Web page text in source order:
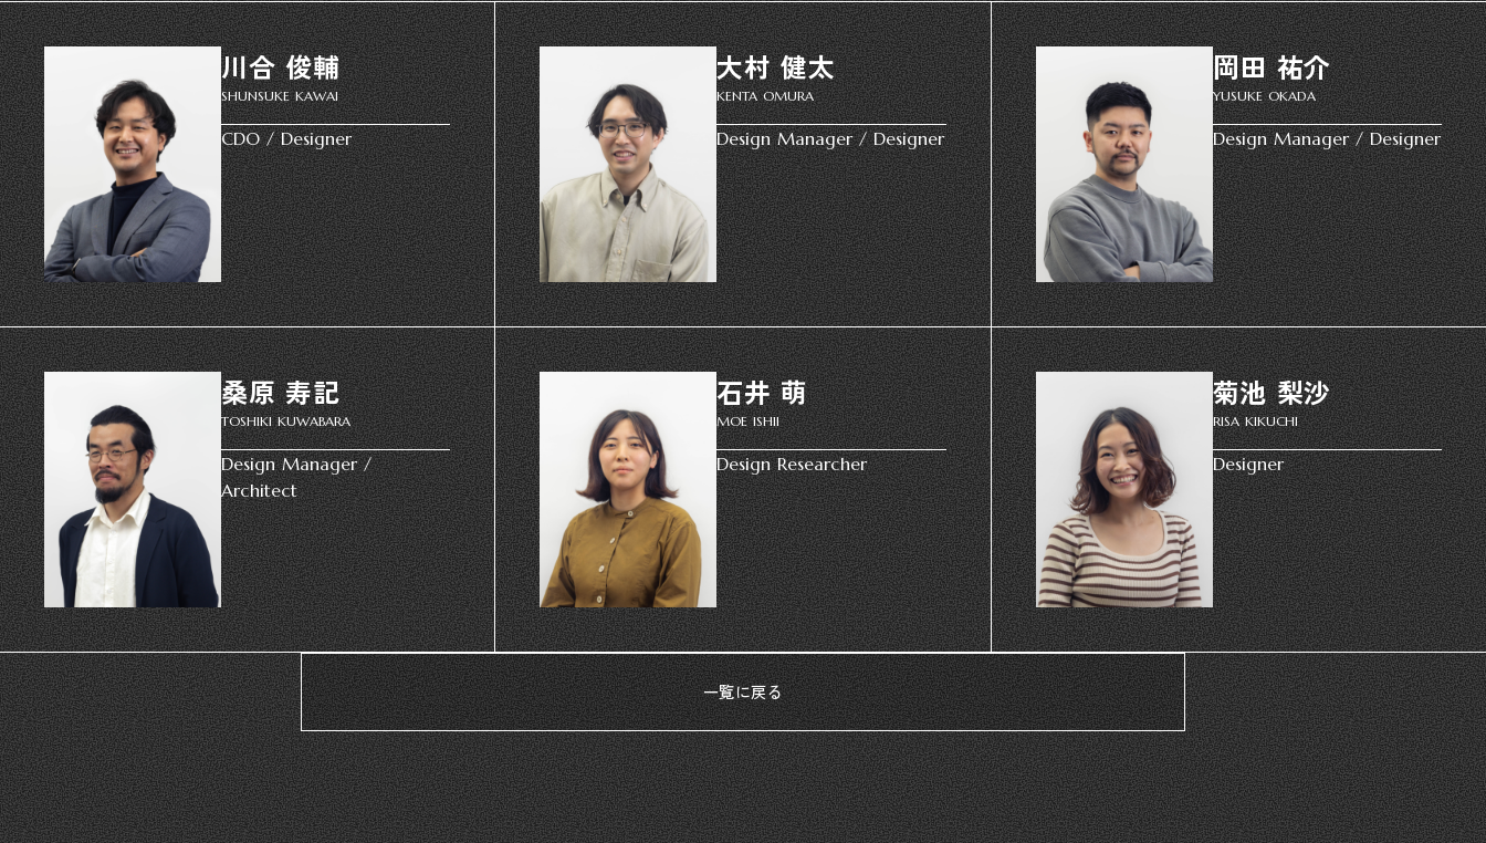
川合 俊輔
SHUNSUKE KAWAI
CDO / Designer
大村 健太
KENTA OMURA
Design Manager / Designer
岡田 祐介
YUSUKE OKADA
Design Manager / Designer
桑原 寿記
TOSHIKI KUWABARA
Design Manager /
Architect
石井 萌
MOE ISHII
Design Researcher
菊池 梨沙
RISA KIKUCHI
Designer
一覧に戻る